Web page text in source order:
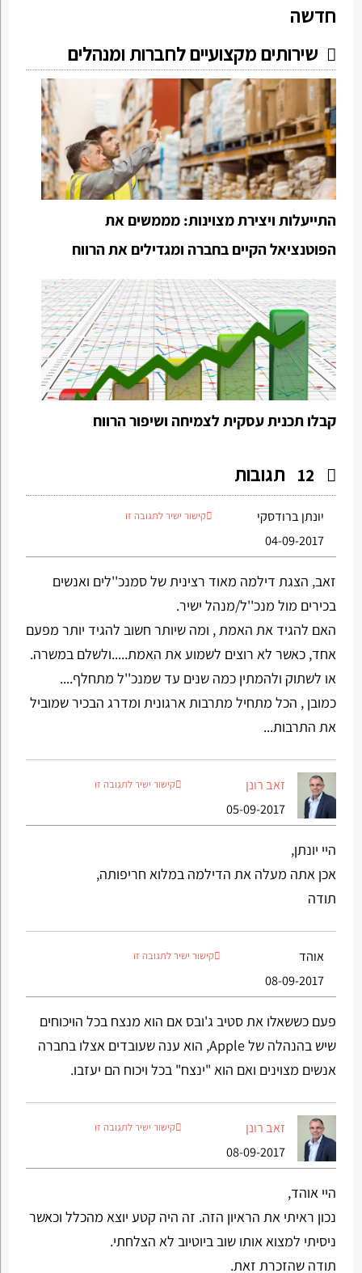
חדשה
שירותים מקצועיים לחברות ומנהלים
התייעלות ויצירת מצוינות: מממשים את
הפוטנציאל הקיים בחברה ומגדילים את הרווח
קבלו תכנית עסקית לצמיחה ושיפור הרווח
12 תגובות
יונתן ברודסקי
04-09-2017
קישור ישיר לתגובה זו
זאב, הצגת דילמה מאוד רצינית של סמנכ''לים ואנשים
בכירים מול מנכ''ל/מנהל ישיר.
האם להגיד את האמת , ומה שיותר חשוב להגיד יותר מפעם
אחד, כאשר לא רוצים לשמוע את האמת.....ולשלם במשרה.
או לשתוק ולהמתין כמה שנים עד שמנכ''ל מתחלף....
כמובן , הכל מתחיל מתרבות ארגונית ומדרג הבכיר שמוביל
את התרבות...
זאב רונן
05-09-2017
קישור ישיר לתגובה זו
היי יונתן,
אכן אתה מעלה את הדילמה במלוא חריפותה,
תודה
אוהד
08-09-2017
קישור ישיר לתגובה זו
פעם כששאלו את סטיב ג'ובס אם הוא מנצח בכל הויכוחים
שיש בהנהלה של Apple, הוא ענה שעובדים אצלו בחברה
אנשים מצוינים ואם הוא "ינצח" בכל ויכוח הם יעזבו.
זאב רונן
08-09-2017
קישור ישיר לתגובה זו
היי אוהד,
נכון ראיתי את הראיון הזה. זה היה קטע יוצא מהכלל וכאשר
ניסיתי למצוא אותו שוב ביוטיוב לא הצלחתי.
תודה שהזכרת זאת.